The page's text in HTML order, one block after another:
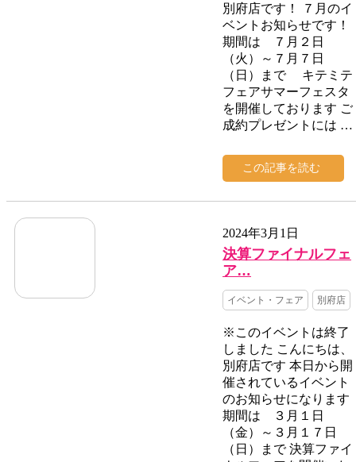
別府店です！ ７月のイ
ベントお知らせです！
期間は ７月２日
（火）～７月７日
（日）まで キテミテ
フェアサマーフェスタ
を開催しております ご
成約プレゼントには …
この記事を読む
2024年3月1日
決算ファイナルフェ
ア…
イベント・フェア 別府店
※このイベントは終了
しました こんにちは、
別府店です 本日から開
催されているイベント
のお知らせになります
期間は ３月１日
（金）～３月１７日
（日）まで 決算ファイ